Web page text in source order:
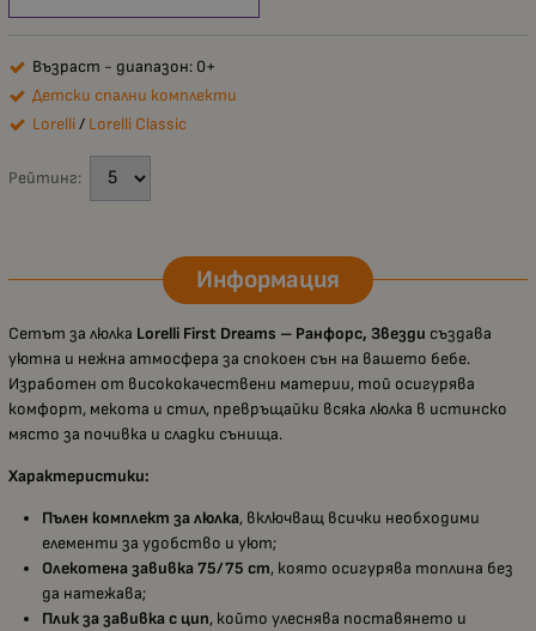
Възраст - диапазон: 0+
Детски спални комплекти
Lorelli/ Lorelli Classic
Рейтинг:
Информация
Сетът за люлка Lorelli First Dreams – Ранфорс, Звезди създава
уютна и нежна атмосфера за спокоен сън на вашето бебе.
Изработен от висококачествени материи, той осигурява
комфорт, мекота и стил, превръщайки всяка люлка в истинско
място за почивка и сладки сънища.
Характеристики:
Пълен комплект за люлка, включващ всички необходими
елементи за удобство и уют;
Олекотена завивка 75/75 cm, която осигурява топлина без
да натежава;
Плик за завивка с цип, който улеснява поставянето и